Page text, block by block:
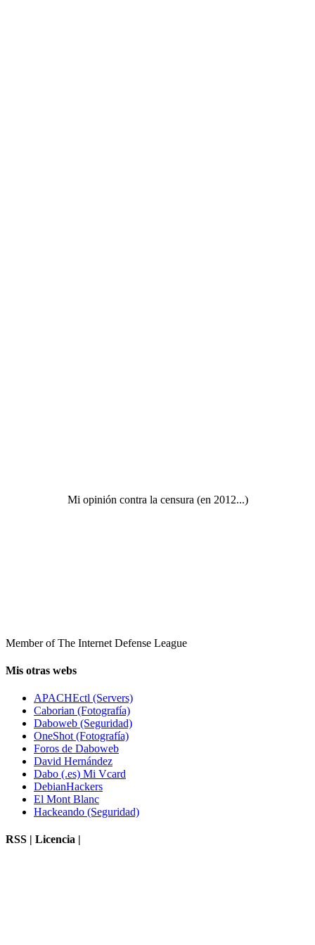
Mi opinión contra la censura (en 2012...)
Member of The Internet Defense League
Mis otras webs
APACHEctl (Servers)
Caborian (Fotografía)
Daboweb (Seguridad)
OneShot (Fotografía)
Foros de Daboweb
David Hernández
Dabo (.es) Mi Vcard
DebianHackers
El Mont Blanc
Hackeando (Seguridad)
RSS | Licencia |